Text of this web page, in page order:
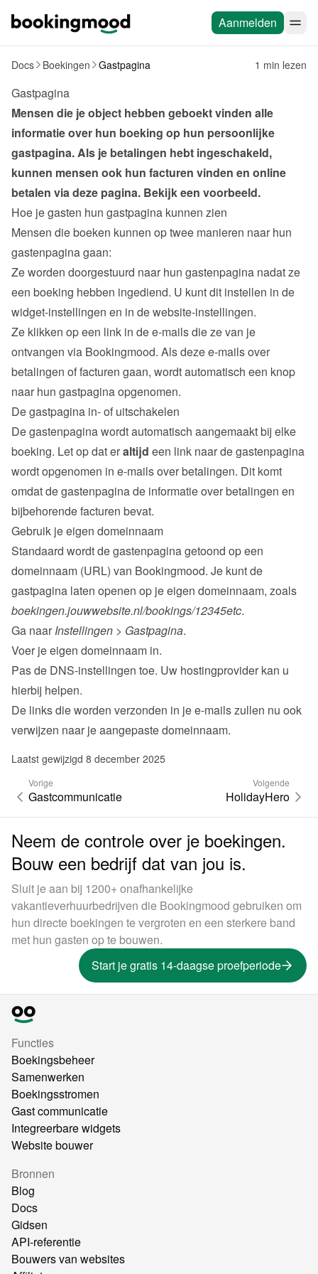
Aanmelden
Docs Boekingen Gastpagina 1 min lezen
Gastpagina
Mensen die je object hebben geboekt vinden alle
informatie over hun boeking op hun persoonlijke
gastpagina. Als je betalingen hebt ingeschakeld,
kunnen mensen ook hun facturen vinden en online
betalen via deze pagina. Bekijk een voorbeeld.
Hoe je gasten hun gastpagina kunnen zien
Mensen die boeken kunnen op twee manieren naar hun
gastenpagina gaan:
Ze worden doorgestuurd naar hun gastenpagina nadat ze
widget-instellingen en in de website-instellingen.
Ze klikken op een link in de e-mails die ze van je
ontvangen via Bookingmood. Als deze e-mails over
betalingen of facturen gaan, wordt automatisch een knop
naar hun gastpagina opgenomen.
De gastpagina in- of uitschakelen
De gastenpagina wordt automatisch aangemaakt bij elke
boeking. Let op dat er altijd een link naar de gastenpagina
wordt opgenomen in e-mails over betalingen. Dit komt
omdat de gastenpagina de informatie over betalingen en
bijbehorende facturen bevat.
Gebruik je eigen domeinnaam
Standaard wordt de gastenpagina getoond op een
domeinnaam (URL) van Bookingmood. Je kunt de
boekingen.jouwwebsite.nl/bookings/12345etc.
Ga naar Instellingen > Gastpagina.
Voer je eigen domeinnaam in.
Pas de DNS-instellingen toe. Uw hostingprovider kan u
hierbij helpen.
De links die worden verzonden in je e-mails zullen nu ook
verwijzen naar je aangepaste domeinnaam.
Laatst gewijzigd 8 december 2025
Vorige
Gastcommunicatie
Volgende
HolidayHero
Neem de controle over je boekingen.
Bouw een bedrijf dat van jou is.
Sluit je aan bij 1200+ onafhankelijke
vakantieverhuurbedrijven die Bookingmood gebruiken om
hun directe boekingen te vergroten en een sterkere band
met hun gasten op te bouwen.
Start je gratis 14-daagse proefperiode
Functies
Boekingsbeheer
Samenwerken
Boekingsstromen
Gast communicatie
Integreerbare widgets
Website bouwer
Bronnen
Blog
Docs
Gidsen
API-referentie
Bouwers van websites